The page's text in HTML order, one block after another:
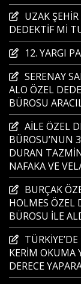
UZAK
DEDEKTİF Mİ
12. YARGI
SERENAY
ALO ÖZEL
BÜROSU
AİLE ÖZEL
BÜROSU’NUN
DURAN
NAFAKA VE
BURÇAK
HOLMES ÖZEL
BÜROSU İLE
KERİM OKUMA
DERECE